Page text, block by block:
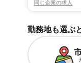
同じ企業の求人
勤務地も選ぶ